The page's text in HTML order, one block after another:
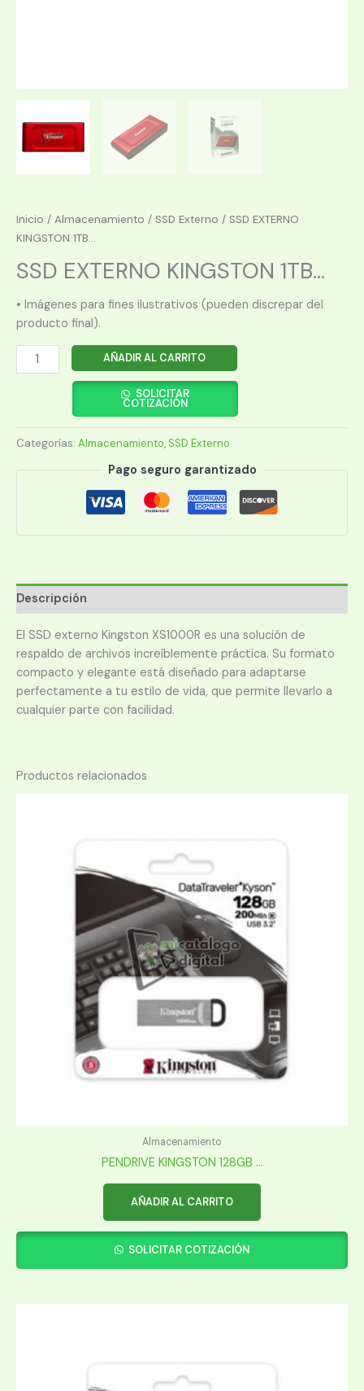
Inicio / Almacenamiento / SSD Externo / SSD EXTERNO
KINGSTON 1TB...
SSD EXTERNO KINGSTON 1TB...
• Imágenes para fines ilustrativos (pueden discrepar del
producto final).
SSD
EXTERNO
SXS1000R/1000G
USB-
AÑADIR AL CARRITO
SOLICITAR
COTIZACIÓN
Categorías: Almacenamiento, SSD Externo
Pago seguro garantizado
Descripción
El SSD externo Kingston XS1000R es una solución de
respaldo de archivos increíblemente práctica. Su formato
compacto y elegante está diseñado para adaptarse
perfectamente a tu estilo de vida, que permite llevarlo a
cualquier parte con facilidad.
Productos relacionados
Almacenamiento
PENDRIVE KINGSTON 128GB ...
AÑADIR AL CARRITO
SOLICITAR COTIZACIÓN